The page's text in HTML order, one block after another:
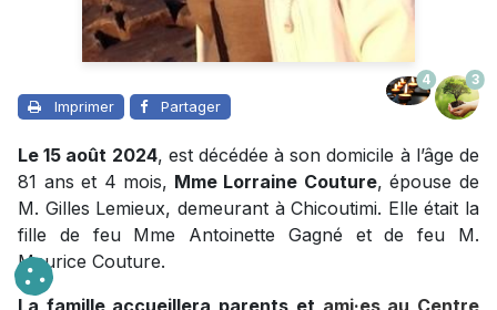
Imprimer Partager
4 3
Le 15 août 2024, est décédée à son domicile à l’âge de
81 ans et 4 mois, Mme Lorraine Couture, épouse de
M. Gilles Lemieux, demeurant à Chicoutimi. Elle était la
fille de feu Mme Antoinette Gagné et de feu M.
Maurice Couture.